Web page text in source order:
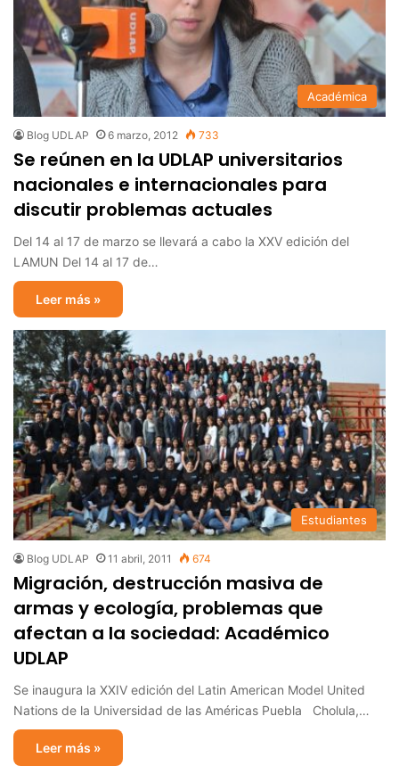
Académica
Blog UDLAP 6 marzo, 2012 733
Se reúnen en la UDLAP universitarios
nacionales e internacionales para
discutir problemas actuales
Del 14 al 17 de marzo se llevará a cabo la XXV edición del
LAMUN Del 14 al 17 de…
Leer más »
Estudiantes
Blog UDLAP 11 abril, 2011 674
Migración, destrucción masiva de
armas y ecología, problemas que
afectan a la sociedad: Académico
UDLAP
Se inaugura la XXIV edición del Latin American Model United
Nations de la Universidad de las Américas Puebla Cholula,…
Leer más »